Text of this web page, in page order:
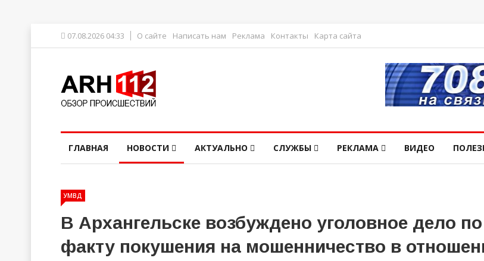
07.08.2026 04:33 О сайте Написать нам Реклама Контакты Карта сайта
ГЛАВНАЯ НОВОСТИ АКТУАЛЬНО СЛУЖБЫ РЕКЛАМА ВИДЕО
УМВД
В Архангельске возбуждено уголовное дело по
факту покушения на мошенничество в